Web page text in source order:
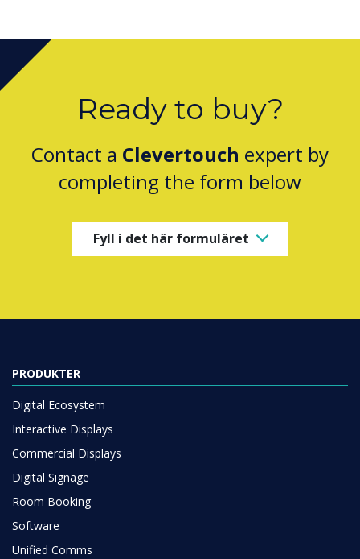
Ready to buy?
Contact a Clevertouch expert by
completing the form below
Fyll i det här formuläret
PRODUKTER
Digital Ecosystem
Interactive Displays
Commercial Displays
Digital Signage
Room Booking
Software
Unified Comms